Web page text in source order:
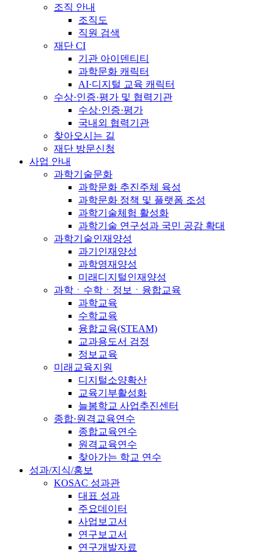
조직 안내
조직도
직원 검색
재단 CI
기관 아이덴티티
과학문화 캐릭터
AI·디지털 교육 캐릭터
수상·인증·평가 및 협력기관
수상·인증·평가
국내외 협력기관
찾아오시는 길
재단 방문신청
사업 안내
과학기술문화
과학문화 추진주체 육성
과학문화 정책 및 플랫폼 조성
과학기술체험 활성화
과학기술 연구성과 국민 공감 확대
과학기술인재양성
과기인재양성
과학영재양성
미래디지털인재양성
과학ㆍ수학ㆍ정보ㆍ융합교육
과학교육
수학교육
융합교육(STEAM)
교과용도서 검정
정보교육
미래교육지원
디지털소양확산
교육기부활성화
늘봄학교 사업추진센터
종합·원격교육연수
종합교육연수
원격교육연수
찾아가는 학교 연수
성과/지식/홍보
KOSAC 성과관
대표 성과
주요데이터
사업보고서
연구보고서
연구개발자료